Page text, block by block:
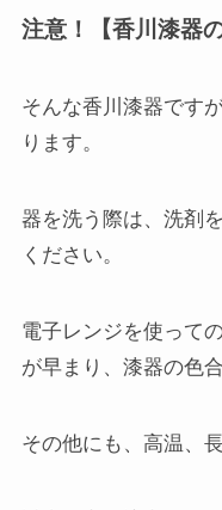
注意！【香川漆器
そんな香川漆器です
ります。
器を洗う際は、洗剤
ください。
電子レンジを使って
が早まり、漆器の色
その他にも、高温、